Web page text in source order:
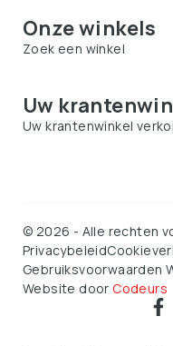
Onze winkels
Zoek een winkel
Uw
Uw krantenwinkel
© 2026 - Alle rechten
Privacybeleid
Gebruiksvoorwaarden
Website door Codeurs